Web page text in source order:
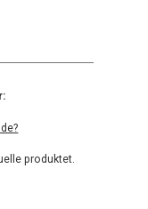
produktet.